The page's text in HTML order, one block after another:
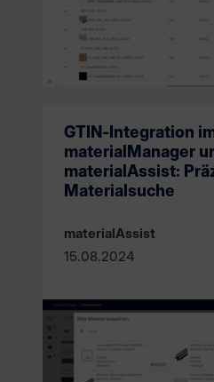
GTIN-Integration
materialManager
materialAssist:
Materialsuche
materialAssist
15.08.2024